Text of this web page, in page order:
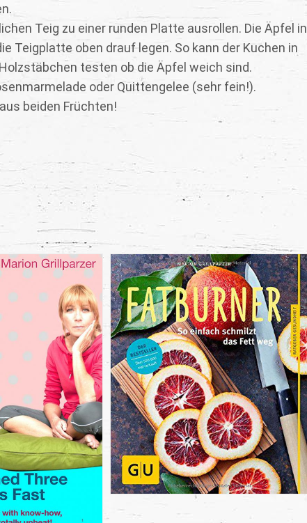
Teig zu einer runden Platte ausrollen. Die Äpfel in
Teigplatte oben drauf legen. So kann der Kuchen in
testen ob die Äpfel weich sind.
oder Quittengelee (sehr fein!).
beiden Früchten!